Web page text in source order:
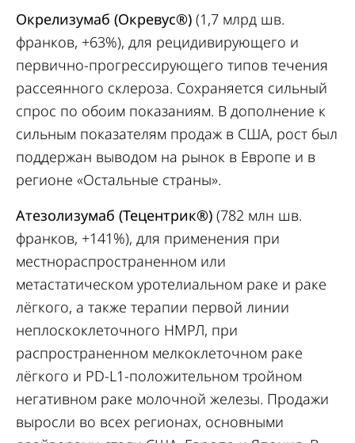
Окрелизумаб (Окревус®) (1,7 млрд шв.
франков, +63%), для рецидивирующего и
первично-прогрессирующего типов течения
рассеянного склероза. Сохраняется сильный
спрос по обоим показаниям. В дополнение к
сильным показателям продаж в США, рост был
поддержан выводом на рынок в Европе и в
регионе «Остальные страны».
Атезолизумаб (Тецентрик®) (782 млн шв.
франков, +141%), для применения при
местнораспространенном или
метастатическом уротелиальном раке и раке
лёгкого, а также терапии первой линии
неплоскоклеточного НМРЛ, при
распространенном мелкоклеточном раке
лёгкого и PD-L1-положительном тройном
негативном раке молочной железы. Продажи
выросли во всех регионах, основными